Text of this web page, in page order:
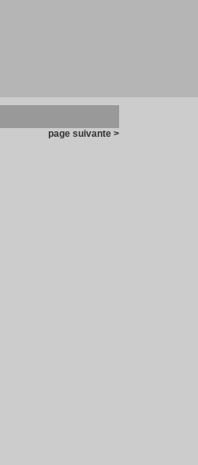
page suivante >